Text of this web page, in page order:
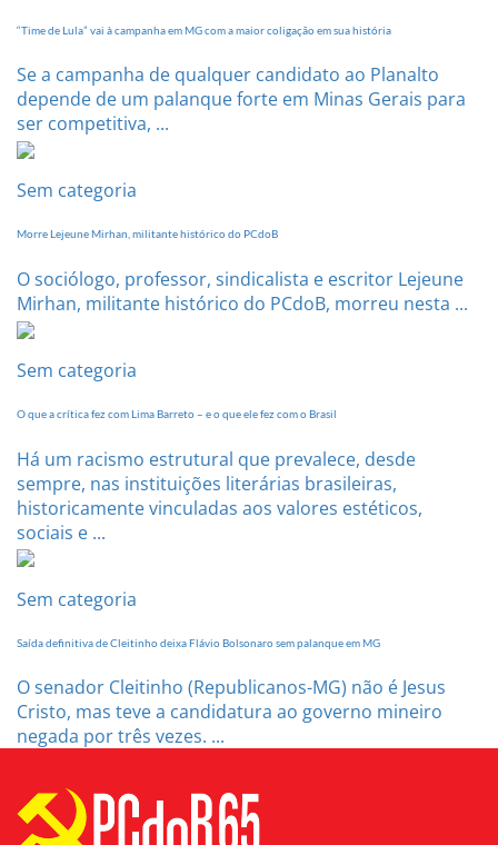
setembro
“Time de Lula” vai à campanha em MG com a maior coligação em sua história
Se a campanha de qualquer candidato ao Planalto
depende de um palanque forte em Minas Gerais para
ser competitiva, ...
Sem categoria
Morre Lejeune Mirhan, militante histórico do PCdoB
O sociólogo, professor, sindicalista e escritor Lejeune
Mirhan, militante histórico do PCdoB, morreu nesta ...
Sem categoria
O que a crítica fez com Lima Barreto – e o que ele fez com o Brasil
Há um racismo estrutural que prevalece, desde
sempre, nas instituições literárias brasileiras,
historicamente vinculadas aos valores estéticos,
sociais e ...
Sem categoria
Saída definitiva de Cleitinho deixa Flávio Bolsonaro sem palanque em MG
O senador Cleitinho (Republicanos-MG) não é Jesus
Cristo, mas teve a candidatura ao governo mineiro
negada por três vezes. ...